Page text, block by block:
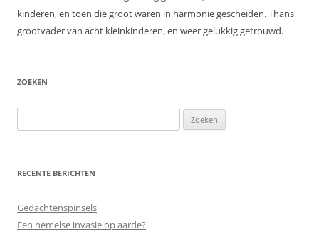
kinderen, en toen die groot waren in harmonie gescheiden. Thans
grootvader van acht kleinkinderen, en weer gelukkig getrouwd.
ZOEKEN
naar:
RECENTE BERICHTEN
Gedachtenspinsels
Een hemelse invasie op aarde?